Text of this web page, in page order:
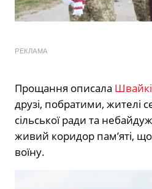
РЕКЛАМА
Прощання описала
друзі, побратими, жителі
сільської ради та
живий коридор пам’яті,
воїну.